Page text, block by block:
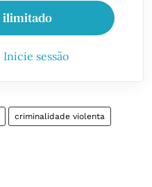
ilimitado
Inicie sessão
criminalidade violenta